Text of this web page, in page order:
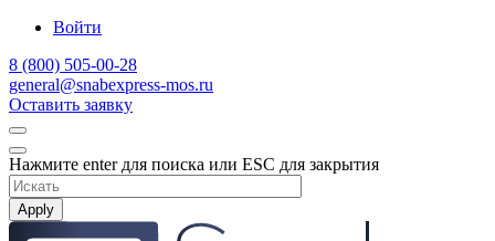
Войти
8 (800) 505-00-28
general@snabexpress-mos.ru
Оставить заявку
Нажмите enter для поиска или ESC для закрытия
Apply